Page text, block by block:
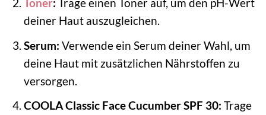
Toner: Trage einen Toner auf, um den pH-Wert
deiner Haut auszugleichen.
Serum: Verwende ein Serum deiner Wahl, um
deine Haut mit zusätzlichen Nährstoffen zu
versorgen.
COOLA Classic Face Cucumber SPF 30: Trage